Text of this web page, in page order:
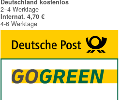
Deutschland kostenlos
2–4 Werktage
Internat. 4,70 €
4-6 Werktage